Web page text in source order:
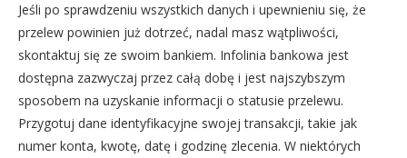
Jeśli po sprawdzeniu wszystkich danych i upewnieniu się, że
przelew powinien już dotrzeć, nadal masz wątpliwości,
skontaktuj się ze swoim bankiem. Infolinia bankowa jest
dostępna zazwyczaj przez całą dobę i jest najszybszym
sposobem na uzyskanie informacji o statusie przelewu.
Przygotuj dane identyfikacyjne swojej transakcji, takie jak
numer konta, kwotę, datę i godzinę zlecenia. W niektórych